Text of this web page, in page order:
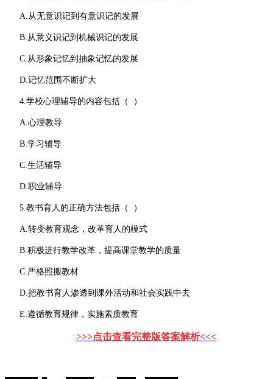
A.从无意识记到有意识记的发展
B.从意义识记到机械识记的发展
C.从形象记忆到抽象记忆的发展
D.记忆范围不断扩大
4.学校心理辅导的内容包括（ ）
A.心理教导
B.学习辅导
C.生活辅导
D.职业辅导
5.教书育人的正确方法包括（ ）
A.转变教育观念，改革育人的模式
B.积极进行教学改革，提高课堂教学的质量
C.严格照搬教材
D.把教书育人渗透到课外活动和社会实践中去
E.遵循教育规律，实施素质教育
>>>点击查看完整版答案解析<<<